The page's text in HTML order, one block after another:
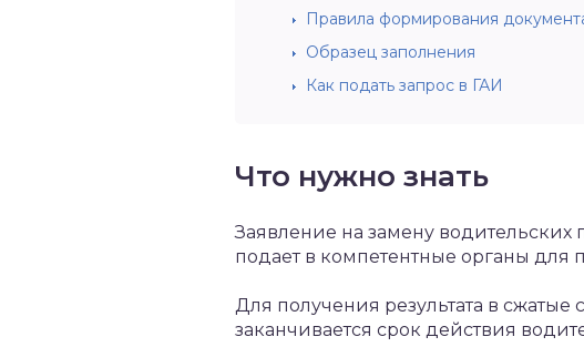
Правила формирования
Образец заполнения
Как подать запрос в ГАИ
Что нужно знать
Заявление на замену водительских
подает в компетентные органы для
Для получения результата в сжатые
заканчивается срок действия